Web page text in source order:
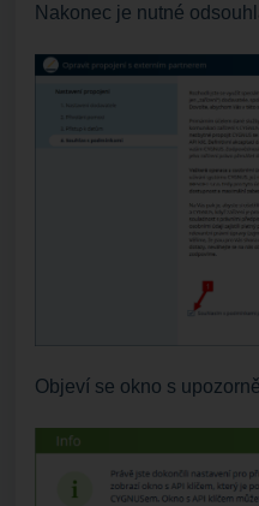
Nakonec je nutné
Objeví se okno s